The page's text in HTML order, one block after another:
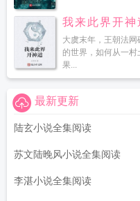
我来此界开神
大虞末年，王朝法
的世界，如何从一
果...
最新更新
陆玄小说全集阅读
苏文陆晚风小说全集阅读
李湛小说全集阅读